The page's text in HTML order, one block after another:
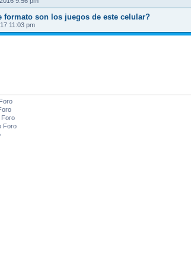
formato son los juegos de este celular?
11:03 pm
Foro
Foro